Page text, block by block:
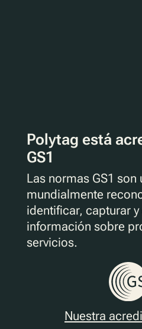
Polytag está
GS1
Las normas GS1 son
mundialmente
identificar, capturar
información sobre
servicios.
Nuestra